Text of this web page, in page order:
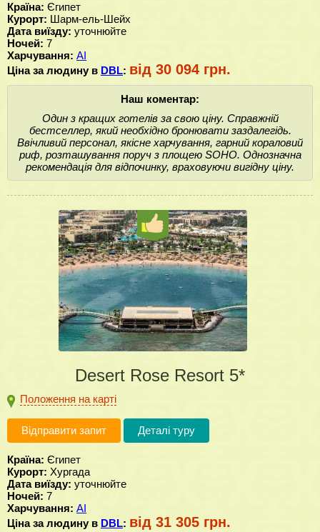
Країна: Єгипет
Курорт: Шарм-ель-Шейх
Дата виїзду: уточнюйте
Ночей: 7
Харчування: AI
Ціна за людину в DBL: від 30 094 грн.
Наш коментар:
Один з кращих готелів за свою ціну. Справжній
бестселлер, який необхідно бронювати заздалегідь.
Ввічливий персонал, якісне харчування, гарний кораловий
риф, розташування поруч з площею SOHO. Однозначна
рекомендація для відпочинку, враховуючи вигідну ціну.
Desert Rose Resort 5*
Положення на карті
Відправити запит Деталі туру
Країна: Єгипет
Курорт: Хургада
Дата виїзду: уточнюйте
Ночей: 7
Харчування: AI
Ціна за людину в DBL: від 31 305 грн.